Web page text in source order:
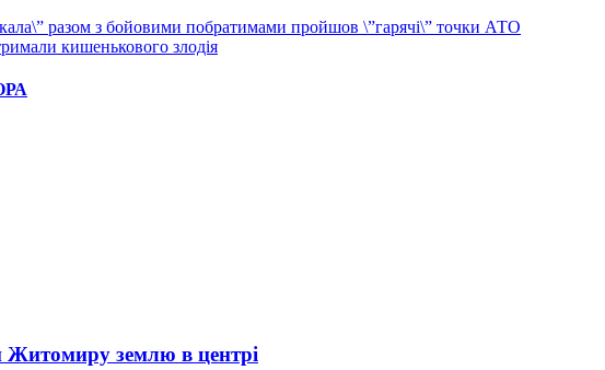
разом з бойовими побратимами пройшов \”гарячі\” точки АТО
кишенькового злодія
Житомиру землю в центрі